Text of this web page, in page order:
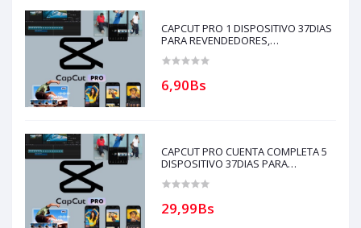
CAPCUT PRO 1 DISPOSITIVO 37DIAS
PARA REVENDEDORES,
puede comprar, ) para soporte
6,90Bs
CAPCUT PRO CUENTA COMPLETA 5
DISPOSITIVO 37DIAS PARA
(solo con creditos puede comprar, )
Historial,
29,99Bs